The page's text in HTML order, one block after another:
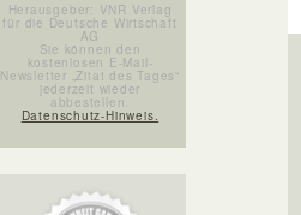
Herausgeber: VNR Verlag
für die Deutsche Wirtschaft
AG
Sie können den
kostenlosen E-Mail-
Newsletter „Zitat des Tages“
jederzeit wieder
abbestellen.
Datenschutz-Hinweis.